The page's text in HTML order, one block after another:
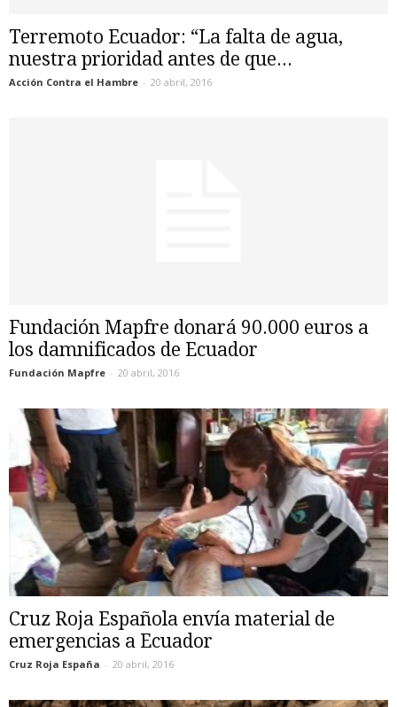
Terremoto Ecuador: “La falta de agua,
nuestra prioridad antes de que...
Acción Contra el Hambre - 20 abril, 2016
Fundación Mapfre donará 90.000 euros a
los damnificados de Ecuador
Fundación Mapfre - 20 abril, 2016
Cruz Roja Española envía material de
emergencias a Ecuador
Cruz Roja España - 20 abril, 2016